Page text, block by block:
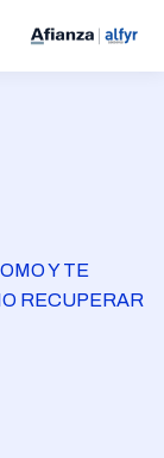
Y TE
RECUPERAR